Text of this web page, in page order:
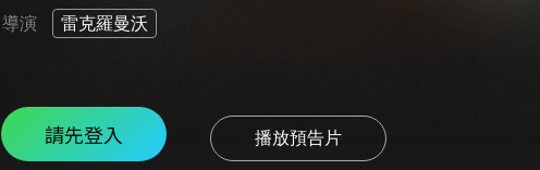
導演 雷克羅曼沃
請先登入 播放預告片